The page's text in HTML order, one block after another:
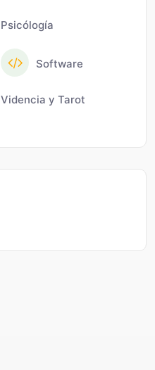
Psicólogía
Software
Videncia y Tarot